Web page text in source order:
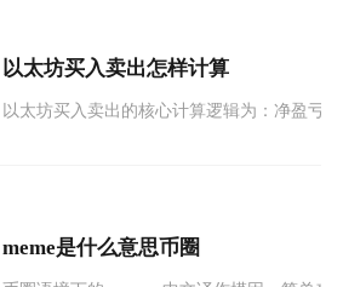
以太坊买入卖出怎样计算
以太坊买入卖出的核心计算逻辑为：净盈亏
meme是什么意思币圈